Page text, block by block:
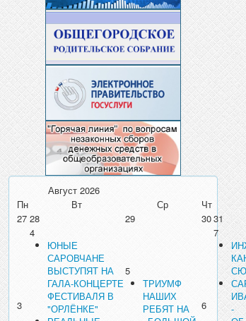
Август 2026
Пн
Вт Ср
Чт
27 28 29 3031
3
4
ЮНЫЕ
САРОВЧАНЕ
ВЫСТУПЯТ НА
ГАЛА-КОНЦЕРТЕ
ФЕСТИВАЛЯ В
"ОРЛЁНКЕ"
5
ТРИУМФ
НАШИХ
РЕБЯТ НА
6
7
-